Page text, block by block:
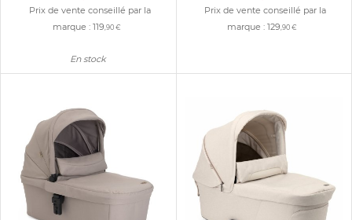
Prix de vente conseillé par la
marque : 119 ,90 €
En stock
Prix de vente conseillé par la
marque :129,90 €